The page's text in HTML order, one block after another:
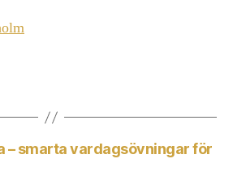
– smarta vardagsövningar för